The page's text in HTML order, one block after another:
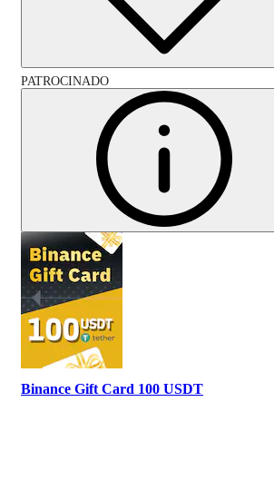
PATROCINADO
Binance Gift Card 100 USDT